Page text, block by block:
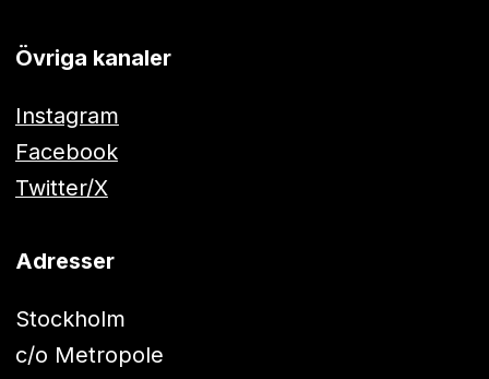
Övriga kanaler
Instagram
Facebook
Twitter/X
Adresser
Stockholm
c/o Metropole